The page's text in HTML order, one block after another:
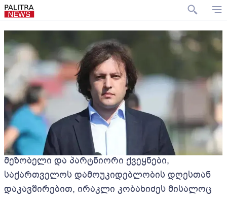
მეზობელი და პარტნიორი ქვეყნები,
საქართველოს დამოუკიდებლობის დღესთან
დაკავშირებით, ირაკლი კობახიძეს მისალოც